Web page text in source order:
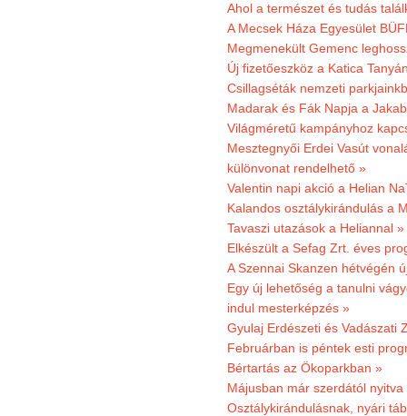
Ahol a természet és tudás
A Mecsek Háza Egyesület
Megmenekült Gemenc
Új fizetőeszköz a Katica
Csillagséták nemzeti
Madarak és Fák Napja a
Világméretű kampányhoz
Mesztegnyői Erdei Vasút
különvonat rendelhető »
Valentin napi akció a Helian
Kalandos osztálykirándulás a
Tavaszi utazások a Heliannal »
Elkészült a Sefag Zrt. éves
A Szennai Skanzen hétvégén
Egy új lehetőség a tanulni
indul mesterképzés »
Gyulaj Erdészeti és Vadászati
Februárban is péntek esti
Bértartás az Ökoparkban »
Májusban már szerdától
Osztálykirándulásnak, nyári